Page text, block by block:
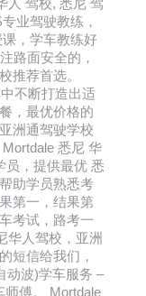
人 驾校, 悉尼 驾
业驾驶教练，
，学车教练好
路面安全的，
推荐首选。
不断打造出适
，最优价格的
洲通驾驶学校
悉尼 华
员，提供最优 悉
助学员熟悉考
第一，结果第
考试，路考一
华人驾校，亚洲
短信给我们，
动波)学车服务 –
师傅。 Mortdale